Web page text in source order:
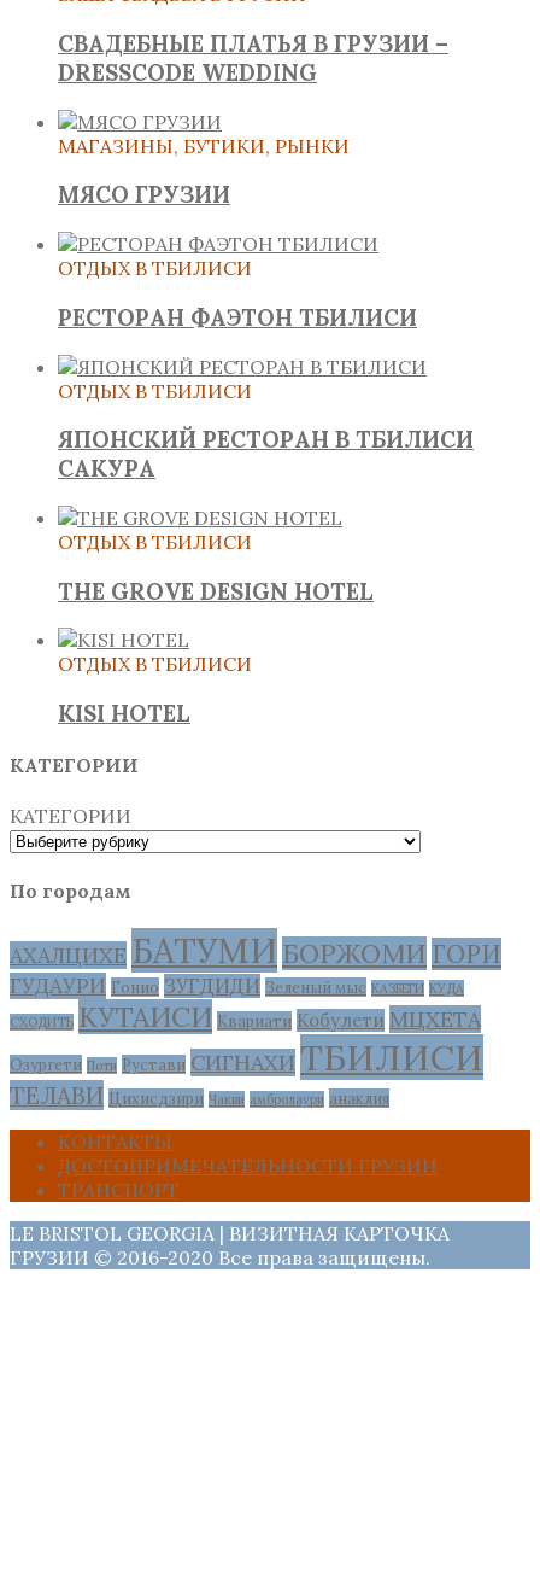
СВАДЕБНЫЕ ПЛАТЬЯ В ГРУЗИИ –
DRESSCODE WEDDING
МАГАЗИНЫ, БУТИКИ, РЫНКИ
МЯСО ГРУЗИИ
ОТДЫХ В ТБИЛИСИ
РЕСТОРАН ФАЭТОН ТБИЛИСИ
ОТДЫХ В ТБИЛИСИ
ЯПОНСКИЙ РЕСТОРАН В ТБИЛИСИ
САКУРА
ОТДЫХ В ТБИЛИСИ
THE GROVE DESIGN HOTEL
ОТДЫХ В ТБИЛИСИ
KISI HOTEL
КАТЕГОРИИ
КАТЕГОРИИ
По городам
АХАЛЦИХЕ БАТУМИ БОРЖОМИ ГОРИ
ГУДАУРИ Гонио ЗУГДИДИ Зеленый мыс КАЗБЕГИ КУДА
СХОДИТЬ КУТАИСИ Квариати Кобулети МЦХЕТА
Озургети Поти Рустави СИГНАХИ ТБИЛИСИ
ТЕЛАВИ Цихисдзири Чакви амбролаури анаклия
КОНТАКТЫ
ДОСТОПРИМЕЧАТЕЛЬНОСТИ ГРУЗИИ
ТРАНСПОРТ
LE BRISTOL GEORGIA | ВИЗИТНАЯ КАРТОЧКА
ГРУЗИИ © 2016-2020 Все права защищены.